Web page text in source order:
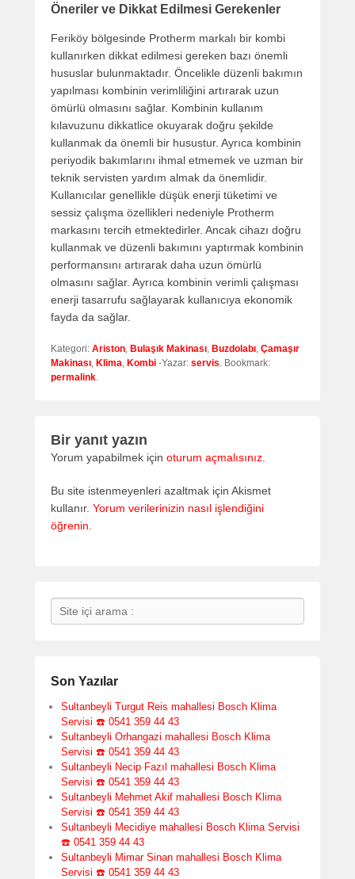
Öneriler ve Dikkat Edilmesi Gerekenler
Feriköy bölgesinde Protherm markalı bir kombi
kullanırken dikkat edilmesi gereken bazı önemli
hususlar bulunmaktadır. Öncelikle düzenli bakımın
yapılması kombinin verimliliğini artırarak uzun
ömürlü olmasını sağlar. Kombinin kullanım
kılavuzunu dikkatlice okuyarak doğru şekilde
kullanmak da önemli bir husustur. Ayrıca kombinin
periyodik bakımlarını ihmal etmemek ve uzman bir
teknik servisten yardım almak da önemlidir.
Kullanıcılar genellikle düşük enerji tüketimi ve
sessiz çalışma özellikleri nedeniyle Protherm
markasını tercih etmektedirler. Ancak cihazı doğru
kullanmak ve düzenli bakımını yaptırmak kombinin
performansını artırarak daha uzun ömürlü
olmasını sağlar. Ayrıca kombinin verimli çalışması
enerji tasarrufu sağlayarak kullanıcıya ekonomik
fayda da sağlar.
Kategori: Ariston Bulaşık Makinası Buzdolabı Çamaşır
Makinası Klima Kombi -Yazar: servis . Bookmark:
permalink
Bir yanıt yazın
Yorum yapabilmek için oturum açmalısınız
Bu site istenmeyenleri azaltmak için Akismet
kullanır. Yorum verilerinizin nasıl işlendiğini
öğrenin.
Search
Son Yazılar
Sultanbeyli Turgut Reis mahallesi Bosch Klima
Servisi ☎️ 0541 359 44 43
Sultanbeyli Orhangazi mahallesi Bosch Klima
Servisi ☎️ 0541 359 44 43
Sultanbeyli Necip Fazıl mahallesi Bosch Klima
Servisi ☎️ 0541 359 44 43
Sultanbeyli Mehmet Akif mahallesi Bosch Klima
Servisi ☎️ 0541 359 44 43
Sultanbeyli Mecidiye mahallesi Bosch Klima Servisi
☎️ 0541 359 44 43
Sultanbeyli Mimar Sinan mahallesi Bosch Klima
Servisi ☎️ 0541 359 44 43